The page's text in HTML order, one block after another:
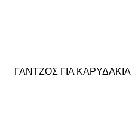
ΓΑΝΤΖΟΣ ΓΙΑ ΚΑΡΥΔΑΚΙΑ